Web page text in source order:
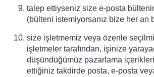
talep ettiyseniz size e-posta
(bülteni istemiyorsanız bize her an
size işletmemiz veya özenle
işletmeler tarafından, işinize
düşündüğümüz pazarlama
ettiğiniz takdirde posta, e-posta